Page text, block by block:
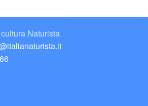
Naturista